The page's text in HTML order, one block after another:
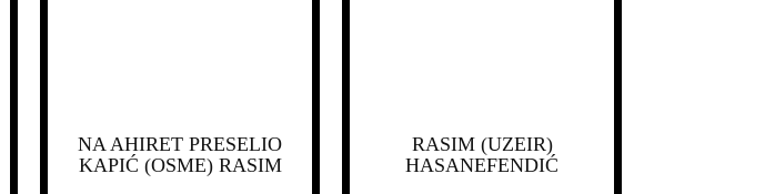
NA AHIRET PRESELIO
KAPIĆ (OSME) RASIM
RASIM (UZEIR)
HASANEFENDIĆ